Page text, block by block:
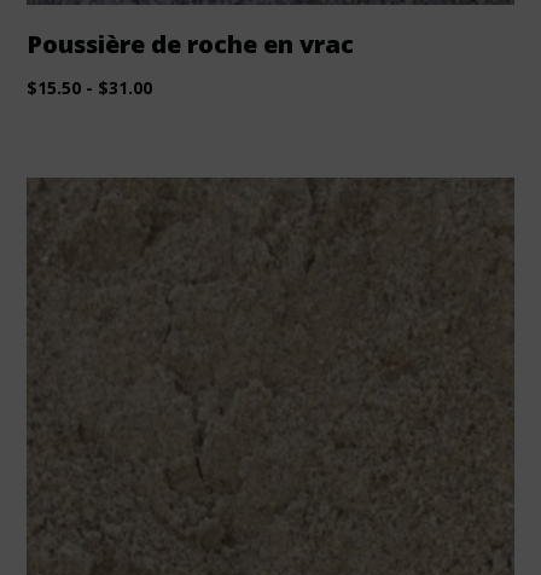
Poussière de roche en vrac
$15.50 - $31.00